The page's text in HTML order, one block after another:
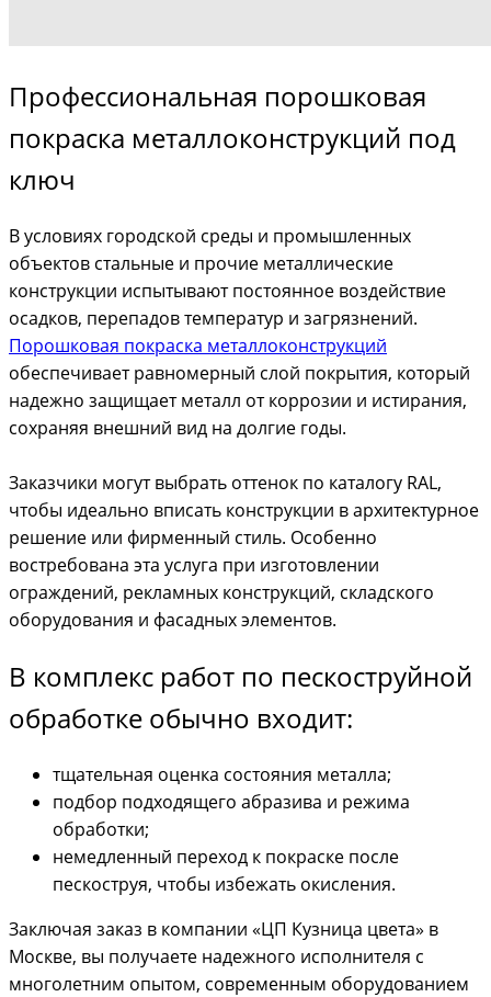
Профессиональная порошковая
покраска металлоконструкций под
ключ
В условиях городской среды и промышленных
объектов стальные и прочие металлические
конструкции испытывают постоянное воздействие
осадков, перепадов температур и загрязнений.
Порошковая покраска металлоконструкций
обеспечивает равномерный слой покрытия, который
надежно защищает металл от коррозии и истирания,
сохраняя внешний вид на долгие годы.
Заказчики могут выбрать оттенок по каталогу RAL,
чтобы идеально вписать конструкции в архитектурное
решение или фирменный стиль. Особенно
востребована эта услуга при изготовлении
ограждений, рекламных конструкций, складского
оборудования и фасадных элементов.
В комплекс работ по пескоструйной
обработке обычно входит:
тщательная оценка состояния металла;
подбор подходящего абразива и режима
обработки;
немедленный переход к покраске после
пескоструя, чтобы избежать окисления.
Заключая заказ в компании «ЦП Кузница цвета» в
Москве, вы получаете надежного исполнителя с
многолетним опытом, современным оборудованием